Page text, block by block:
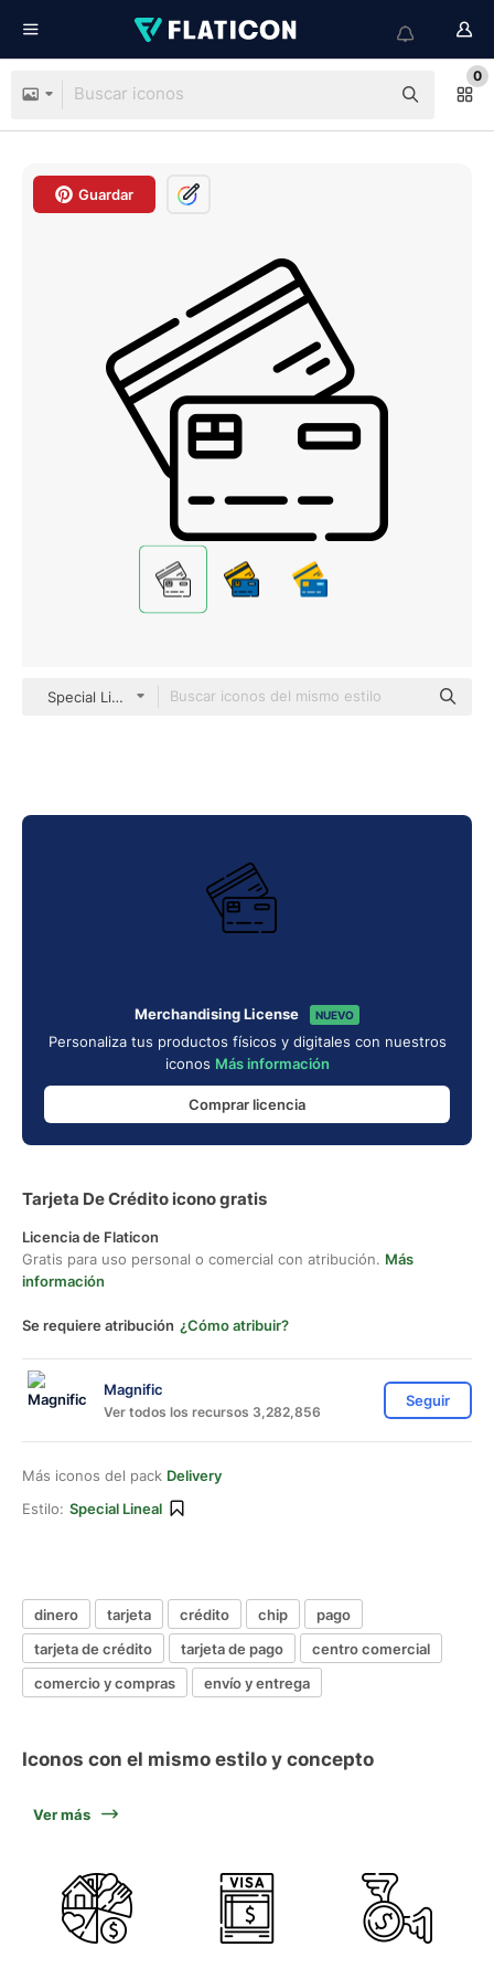
0
Guardar
Special Lineal
Merchandising License NUEVO
Personaliza tus productos físicos y digitales con nuestros
iconos Más información
Comprar licencia
Tarjeta De Crédito icono gratis
Licencia de Flaticon
Gratis para uso personal o comercial con atribución. Más
información
Se requiere atribución ¿Cómo atribuir?
Magnific
Ver todos los recursos 3,282,856
Seguir
Más iconos del pack Delivery
Estilo: Special Lineal
dinero tarjeta crédito chip
pago
tarjeta de crédito
tarjeta de pago
centro comercial
comercio y compras
envío y entrega
Iconos con el mismo estilo y concepto
Ver más